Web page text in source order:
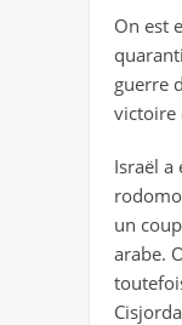
On est
guerre
victoire
Israël a
un
arabe.